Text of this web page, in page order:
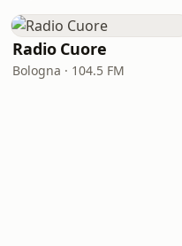
Radio Cuore
Bologna · 104.5 FM